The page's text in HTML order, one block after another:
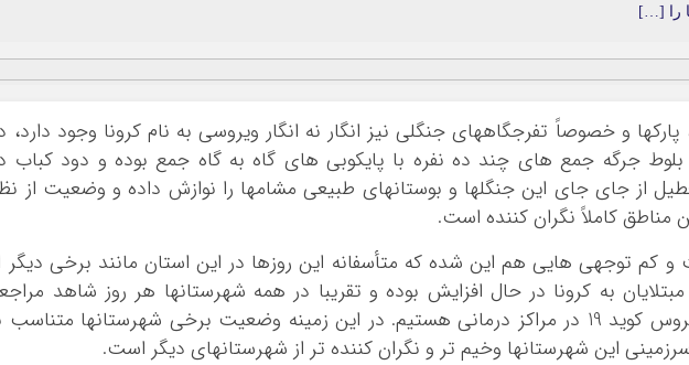
تبلیغات
را […]
و خصوصاً تفرجگاههای جنگلی نیز انگار نه انگار ویروسی به نام کرونا وجود دارد،
بلوط جرگه جمع های چند ده نفره با پایکوبی های گاه به گاه جمع بوده و دود کباب
از جای جای این جنگلها و بوستانهای طبیعی مشامها را نوازش داده و وضعیت از
مناطق کاملاً نگران کننده است.
کم توجهی هایی هم این شده که متأسفانه این روزها در این استان مانند برخی دیگر
مبتلایان به کرونا در حال افزایش بوده و تقریبا در همه شهرستانها هر روز شاهد
مبتلایان جدید به ویروس کوید 19 در مراکز درمانی هستیم. در این زمینه وضعیت برخی شهرستانها متناسب
این شهرستانها وخیم تر و نگران کننده تر از شهرستانهای دیگر است.